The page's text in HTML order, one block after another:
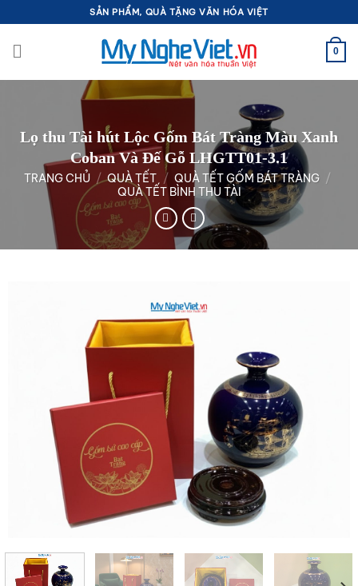
qua
nội
SẢN PHẨM, QUÀ TẶNG VĂN HÓA VIỆT
0
Lọ thu Tài hút Lộc Gốm Bát Tràng Màu Xanh
Coban Và Đế Gỗ LHGTT01-3.1
TRANG CHỦ / QUÀ TẾT / QUÀ TẾT GỐM BÁT TRÀNG /
QUÀ TẾT BÌNH THU TÀI